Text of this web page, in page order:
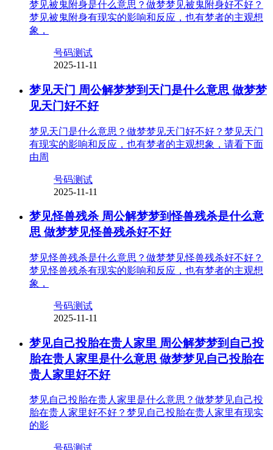
梦见被鬼附身是什么意思？做梦梦见被鬼附身好不好？
梦见被鬼附身有现实的影响和反应，也有梦者的主观想
象，
号码测试
2025-11-11
梦见天门 周公解梦梦到天门是什么意思 做梦梦
见天门好不好
梦见天门是什么意思？做梦梦见天门好不好？梦见天门
有现实的影响和反应，也有梦者的主观想象，请看下面
由周
号码测试
2025-11-11
梦见怪兽残杀 周公解梦梦到怪兽残杀是什么意
思 做梦梦见怪兽残杀好不好
梦见怪兽残杀是什么意思？做梦梦见怪兽残杀好不好？
梦见怪兽残杀有现实的影响和反应，也有梦者的主观想
象，
号码测试
2025-11-11
梦见自己投胎在贵人家里 周公解梦梦到自己投
胎在贵人家里是什么意思 做梦梦见自己投胎在
贵人家里好不好
梦见自己投胎在贵人家里是什么意思？做梦梦见自己投
胎在贵人家里好不好？梦见自己投胎在贵人家里有现实
的影